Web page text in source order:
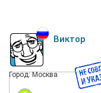
Виктор
Город: Москва